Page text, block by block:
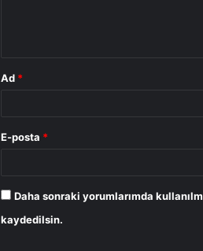
Ad *
E-posta *
Daha sonraki yorumlarımda
kaydedilsin.